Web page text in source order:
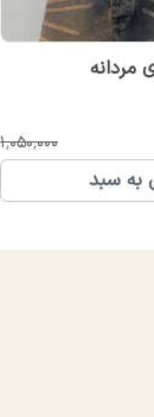
مردانه
۱٬۰۵۰٬۰۰۰
به سبد